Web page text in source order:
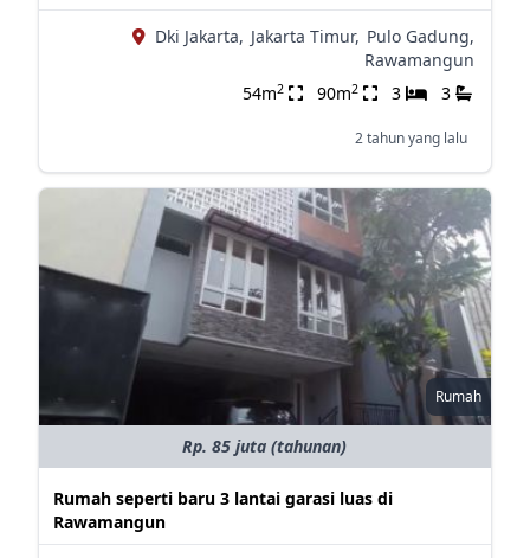
Dki Jakarta, Jakarta Timur, Pulo Gadung,
Rawamangun
54m2 90m2 3 3
2 tahun yang lalu
Rumah
Rp. 85 juta (tahunan)
Rumah seperti baru 3 lantai garasi luas di
Rawamangun